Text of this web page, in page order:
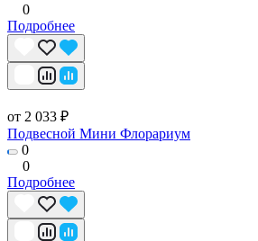
0
Подробнее
от 2 033 ₽
Подвесной Мини Флорариум
0
0
Подробнее